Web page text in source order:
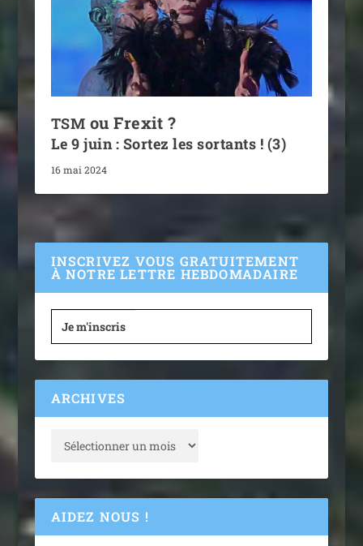
TSM ou Frexit ?
Le 9 juin : Sortez les sortants ! (3)
16 mai 2024
INSCRIVEZ VOUS GRATUITEMENT
À NOTRE LETTRE HEBDOMADAIRE
Je m'inscris
ARCHIVES
AIDEZ NOUS !